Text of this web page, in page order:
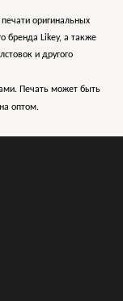
оригинальных
бренда Likey, а также
и другого
Печать может быть
оптом.